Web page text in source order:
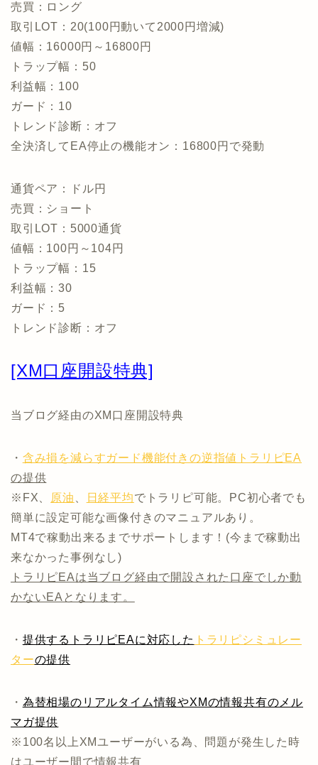
売買：ロング
取引LOT：20(100円動いて2000円増減)
値幅：16000円～16800円
トラップ幅：50
利益幅：100
ガード：10
トレンド診断：オフ
全決済してEA停止の機能オン：16800円で発動
通貨ペア：ドル円
売買：ショート
取引LOT：5000通貨
値幅：100円～104円
トラップ幅：15
利益幅：30
ガード：5
トレンド診断：オフ
[XM口座開設特典]
当ブログ経由のXM口座開設特典
・ 含み損を減らすガード機能付きの逆指値トラリピEA
の提供
※FX、
原油 日経平均でトラリピ可能。PC初心者でも
簡単に設定可能な画像付きのマニュアルあり。
MT4で稼動出来るまでサポートします！(今まで稼動出
来なかった事例なし)
トラリピEAは当ブログ経由で開設された口座でしか動
かないEAとなります。
・ 提供するトラリピEAに対応した トラリピシミュレー
ターの提供
・ 為替相場のリアルタイム情報やXMの情報共有のメル
マガ提供
※100名以上XMユーザーがいる為、問題が発生した時
はユーザー間で情報共有